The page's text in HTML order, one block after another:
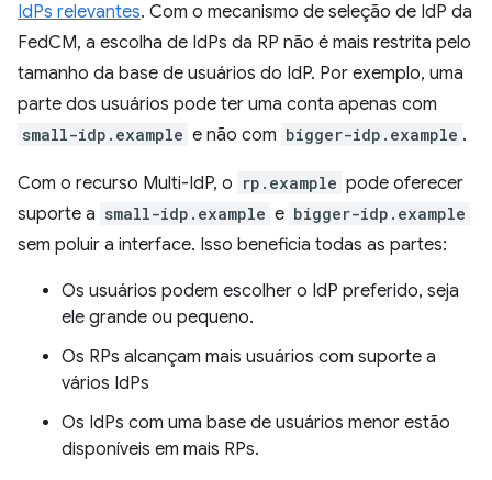
IdPs relevantes. Com o mecanismo de seleção de IdP da
FedCM, a escolha de IdPs da RP não é mais restrita pelo
tamanho da base de usuários do IdP. Por exemplo, uma
parte dos usuários pode ter uma conta apenas com
small-idp.example e não com bigger-idp.example .
Com o recurso Multi-IdP, o rp.example pode oferecer
suporte a small-idp.example e bigger-idp.example
sem poluir a interface. Isso beneficia todas as partes:
Os usuários podem escolher o IdP preferido, seja
ele grande ou pequeno.
Os RPs alcançam mais usuários com suporte a
vários IdPs
Os IdPs com uma base de usuários menor estão
disponíveis em mais RPs.